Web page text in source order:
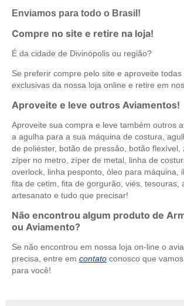
Enviamos para todo o Brasil!
Compre no site e retire na loja!
É da cidade de Divinópolis ou região?
Se preferir compre pelo site e aproveite
exclusivas da nossa loja online e retire em
Aproveite e leve outros Aviamentos!
Aproveite sua compra e leve também outros
a agulha para a sua máquina de costura,
de poliéster, botão de pressão, botão flexível,
zíper no metro, zíper de metal, linha de
overlock, linha pesponto, óleo para máquina,
fita de cetim, fita de gorgurão, viés, tesouras,
artesanato e tudo que precisar!
Não encontrou algum produto de
ou Aviamento?
Se não encontrou em nossa loja on-line o
precisa, entre em contato conosco que
para você!